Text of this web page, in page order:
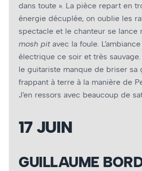
dans toute ». La pièce repart en
énergie décuplée, on oublie les
spectacle et le chanteur se lance
mosh pit avec la foule.
électrique ce soir et très
le guitariste manque de briser sa
frappant à terre à la manière de
J’en ressors avec beaucoup de
17 JUIN
GUILLAUME